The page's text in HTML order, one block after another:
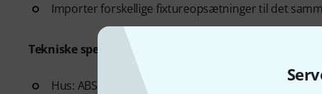
Importer forskellige fixtureopsætninger til det
Tekniske specifikationer:
Hus: ABS-plast